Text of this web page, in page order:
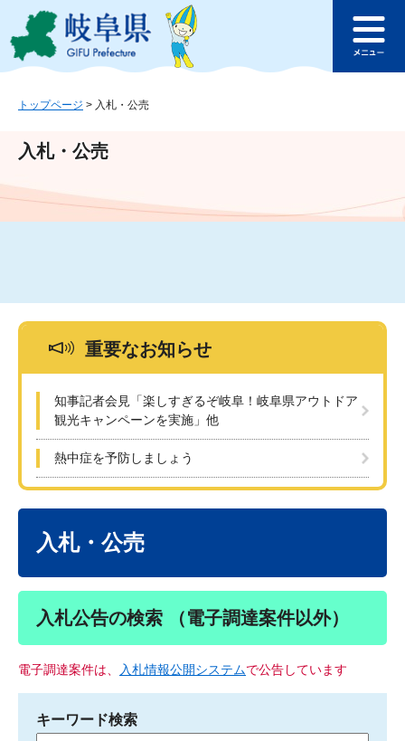
ジ
ュ
文
このページの本文へ
ュ
トップページ > 入札・公売
入札・公売
重要なお知らせ
知事記者会見「楽しすぎるぞ岐阜！岐阜県アウトドア
観光キャンペーンを実施」他
熱中症を予防しましょう
入札・公売
入札公告の検索 （電子調達案件以外）
電子調達案件は、 入札情報公開システムで公告しています
キーワード検索